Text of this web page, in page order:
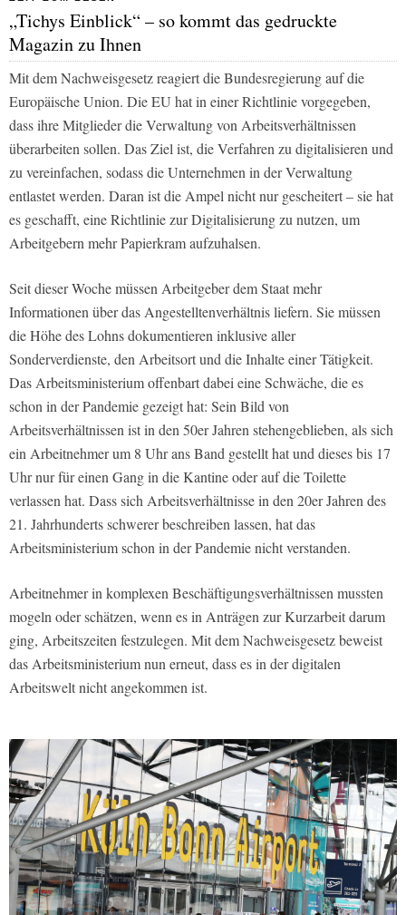
„Tichys Einblick“ – so kommt das gedruckte
Magazin zu Ihnen
Mit dem Nachweisgesetz reagiert die Bundesregierung auf die
Europäische Union. Die EU hat in einer Richtlinie vorgegeben,
dass ihre Mitglieder die Verwaltung von Arbeitsverhältnissen
überarbeiten sollen. Das Ziel ist, die Verfahren zu digitalisieren und
zu vereinfachen, sodass die Unternehmen in der Verwaltung
entlastet werden. Daran ist die Ampel nicht nur gescheitert – sie hat
es geschafft, eine Richtlinie zur Digitalisierung zu nutzen, um
Arbeitgebern mehr Papierkram aufzuhalsen.
Seit dieser Woche müssen Arbeitgeber dem Staat mehr
Informationen über das Angestelltenverhältnis liefern. Sie müssen
die Höhe des Lohns dokumentieren inklusive aller
Sonderverdienste, den Arbeitsort und die Inhalte einer Tätigkeit.
Das Arbeitsministerium offenbart dabei eine Schwäche, die es
schon in der Pandemie gezeigt hat: Sein Bild von
Arbeitsverhältnissen ist in den 50er Jahren stehengeblieben, als sich
ein Arbeitnehmer um 8 Uhr ans Band gestellt hat und dieses bis 17
Uhr nur für einen Gang in die Kantine oder auf die Toilette
verlassen hat. Dass sich Arbeitsverhältnisse in den 20er Jahren des
21. Jahrhunderts schwerer beschreiben lassen, hat das
Arbeitsministerium schon in der Pandemie nicht verstanden.
Arbeitnehmer in komplexen Beschäftigungsverhältnissen mussten
mogeln oder schätzen, wenn es in Anträgen zur Kurzarbeit darum
ging, Arbeitszeiten festzulegen. Mit dem Nachweisgesetz beweist
das Arbeitsministerium nun erneut, dass es in der digitalen
Arbeitswelt nicht angekommen ist.